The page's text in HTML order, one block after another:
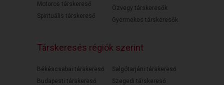
Motoros társkereső
Spirituális társkereső
Özvegy társkeresők
Gyermekes társkeresők
Társkeresés régiók szerint
Békéscsabai társkereső
Budapesti társkereső
Salgótarjáni társkereső
Szegedi társkereső